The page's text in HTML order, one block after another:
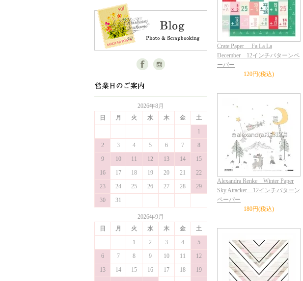
2026年8月
日
月 火 水 木 金
土
1
2
3 4 5 6 7
8
9
10 11 12 13 14
15
16
17 18 19 20 21
22
23
24 25 26 27 28
29
30
31
2026年9月
日
月 火 水 木 金
土
1
2 3 4
5
6
7 8 9 10 11
12
13
14 15 16 17 18
19
Crate Paper Fa La La
December 12インチパターンペ
ーパー
120円(税込)
Alexandra Renke Winter Paper
Sky Attacker 12インチパターン
ペーパー
180円(税込)